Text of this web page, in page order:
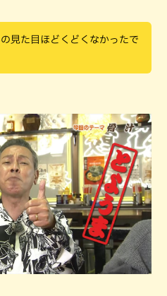
見た目ほどくどくなかったで